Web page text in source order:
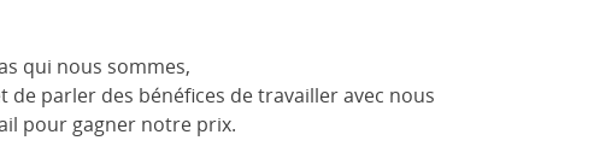
qui nous sommes,
parler des bénéfices de travailler avec nous
pour gagner notre prix.